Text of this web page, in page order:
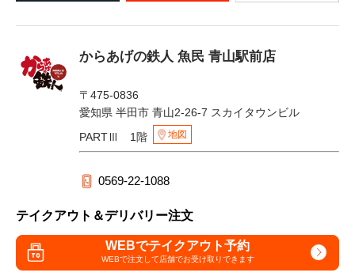
からあげの鉄人 魚民 青山駅前店
〒475-0836
愛知県 半田市 青山2-26-7 スカイタウンビル
PARTⅢ 1階
地図
0569-22-1088
テイクアウト＆デリバリー注文
WEBでテイクアウト予約
WEBで注文して店舗でお受け取りできます